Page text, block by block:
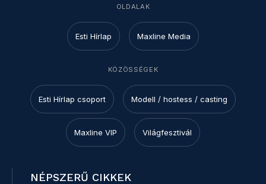
OLDALAK
Esti Hírlap Maxline Media
KÖZÖSSÉGEK
Esti Hírlap csoport Modell / hostess / casting
Maxline VIP Világfesztivál
NÉPSZERŰ CIKKEK